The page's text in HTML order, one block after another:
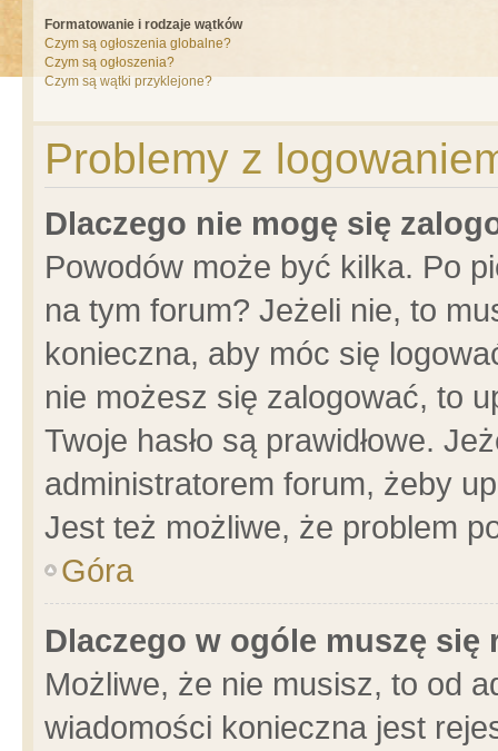
Formatowanie i rodzaje wątków
Czym są ogłoszenia globalne?
Czym są ogłoszenia?
Czym są wątki przyklejone?
Problemy z
Dlaczego nie mogę się
Powodów może być kilka. Po
na tym forum? Jeżeli nie, to
konieczna, aby móc się
nie możesz się zalogować, to
Twoje hasło są prawidłowe.
administratorem forum, żeby
Jest też możliwe, że problem
Góra
Dlaczego w ogóle muszę się
Możliwe, że nie musisz, to od
wiadomości konieczna jest